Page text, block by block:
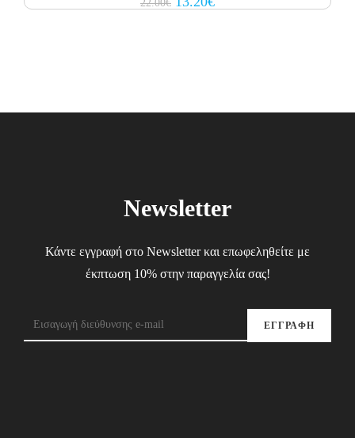
22.00€
price
price
Newsletter
Κάντε εγγραφή στο Newsletter και επωφεληθείτε με
έκπτωση 10% στην παραγγελία σας!
ΕΓΓΡΑΦΗ